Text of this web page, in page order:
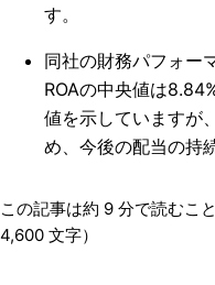
す。
同社の財務パフォー
ROAの中央値は
値を示していますが
め、今後の配当の持
この記事は約 9 分で読むこ
4,600 文字）